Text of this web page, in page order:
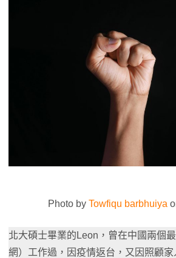
Photo by Towfiqu barbhuiya
北大碩士畢業的Leon，曾在中國兩個
網）工作過，因疫情返台，又因照顧家